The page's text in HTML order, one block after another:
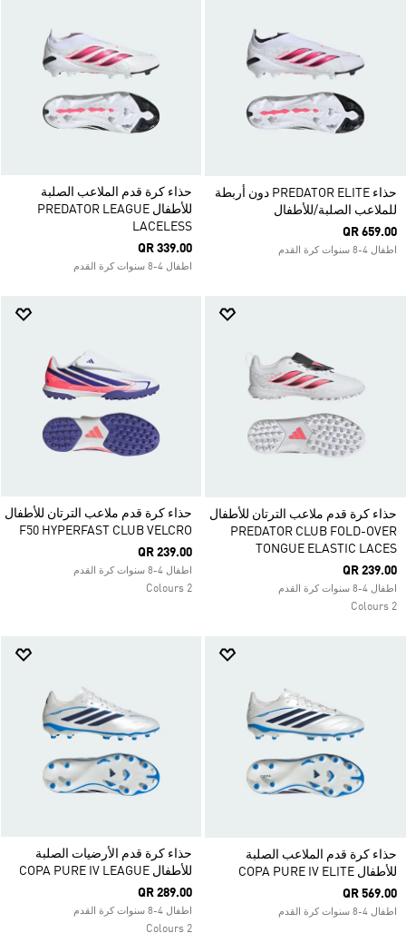
حذاء PREDATOR ELITE دون أربطة
للملاعب الصلبة/للأطفال
QR 659.00
اطفال 4-8 سنوات كرة القدم
حذاء كرة قدم الملاعب الصلبة
للأطفال PREDATOR LEAGUE
LACELESS
QR 339.00
اطفال 4-8 سنوات كرة القدم
حذاء كرة قدم ملاعب الترتان للأطفال
PREDATOR CLUB FOLD-OVER
TONGUE ELASTIC LACES
QR 239.00
اطفال 4-8 سنوات كرة القدم
2 Colours
حذاء كرة قدم ملاعب الترتان للأطفال
F50 HYPERFAST CLUB VELCRO
QR 239.00
اطفال 4-8 سنوات كرة القدم
2 Colours
حذاء كرة قدم الملاعب الصلبة
للأطفال COPA PURE IV ELITE
QR 569.00
اطفال 4-8 سنوات كرة القدم
حذاء كرة قدم الأرضيات الصلبة
للأطفال COPA PURE IV LEAGUE
QR 289.00
اطفال 4-8 سنوات كرة القدم
2 Colours